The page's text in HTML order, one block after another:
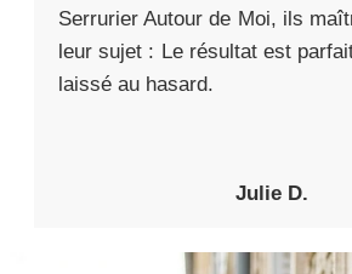
Serrurier Autour de Moi, ils
leur sujet : Le résultat est
laissé au hasard.
Julie D.